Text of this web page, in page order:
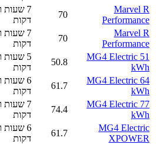
Marvel R
Performance
70
דקות
Marvel R
Performance
70
דקות
MG4 Electric 51
kWh
50.8
דקות
MG4 Electric 64
kWh
61.7
דקות
MG4 Electric 77
kWh
74.4
דקות
MG4 Electric
XPOWER
61.7
דקות